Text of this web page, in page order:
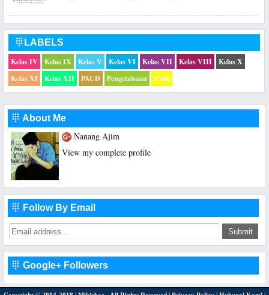
 LABELS
Kelas IV
Kelas IX Kelas V Kelas VI Kelas VII Kelas VIII
Kelas X
Kelas XI
Kelas XII PAUD Pengetahuan SMK
 About Me
Nanang Ajim
View my complete profile
 Follow By Email
 Google+ Followers